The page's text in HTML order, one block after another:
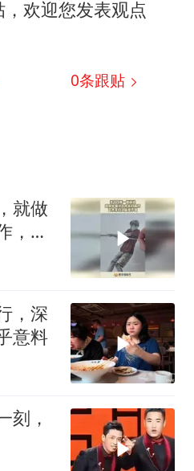
欢迎您发表观点
0条跟贴
就做
，艺
，深
意料
刻，